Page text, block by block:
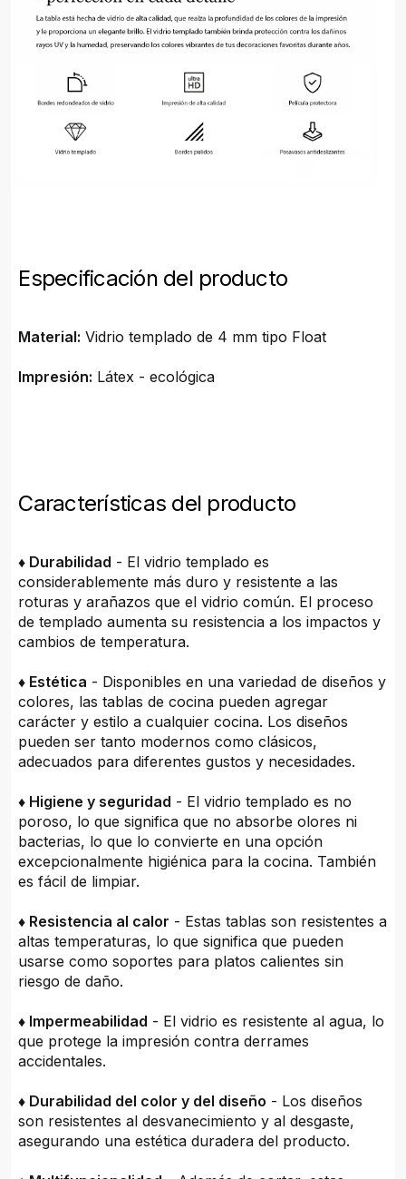
Especificación del producto
Material: Vidrio templado de 4 mm tipo Float
Impresión: Látex - ecológica
Características del producto
♦ Durabilidad - El vidrio templado es
considerablemente más duro y resistente a las
roturas y arañazos que el vidrio común. El proceso
de templado aumenta su resistencia a los impactos y
cambios de temperatura.
♦ Estética - Disponibles en una variedad de diseños y
colores, las tablas de cocina pueden agregar
carácter y estilo a cualquier cocina. Los diseños
pueden ser tanto modernos como clásicos,
adecuados para diferentes gustos y necesidades.
♦ Higiene y seguridad - El vidrio templado es no
poroso, lo que significa que no absorbe olores ni
bacterias, lo que lo convierte en una opción
excepcionalmente higiénica para la cocina. También
es fácil de limpiar.
♦ Resistencia al calor - Estas tablas son resistentes a
altas temperaturas, lo que significa que pueden
usarse como soportes para platos calientes sin
riesgo de daño.
♦ Impermeabilidad - El vidrio es resistente al agua, lo
que protege la impresión contra derrames
accidentales.
♦ Durabilidad del color y del diseño - Los diseños
son resistentes al desvanecimiento y al desgaste,
asegurando una estética duradera del producto.